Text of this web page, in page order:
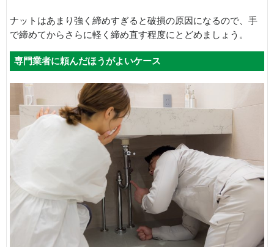
ナットはあまり強く締めすぎると破損の原因になるので、手
で締めてからさらに軽く締め直す程度にとどめましょう。
専門業者に頼んだほうがよいケース